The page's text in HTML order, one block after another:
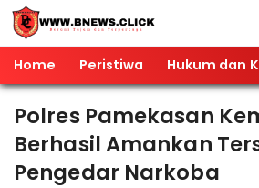
Home Peristiwa Hukum dan
Polres Pamekasan
Berhasil Amankan
Pengedar Narkoba